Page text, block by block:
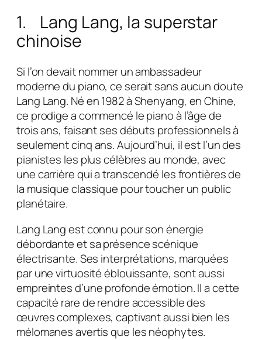
1. Lang Lang, la superstar
chinoise
Si l’on devait nommer un ambassadeur
moderne du piano, ce serait sans aucun doute
Lang Lang. Né en 1982 à Shenyang, en Chine,
ce prodige a commencé le piano à l’âge de
trois ans, faisant ses débuts professionnels à
seulement cinq ans. Aujourd’hui, il est l’un des
pianistes les plus célèbres au monde, avec
une carrière qui a transcendé les frontières de
la musique classique pour toucher un public
planétaire.
Lang Lang est connu pour son énergie
débordante et sa présence scénique
électrisante. Ses interprétations, marquées
par une virtuosité éblouissante, sont aussi
empreintes d’une profonde émotion. Il a cette
capacité rare de rendre accessible des
œuvres complexes, captivant aussi bien les
mélomanes avertis que les néophytes.